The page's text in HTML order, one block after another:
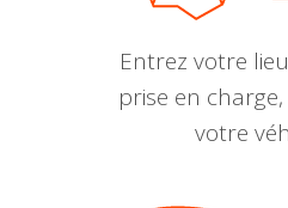
Entrez votre
prise en
votre